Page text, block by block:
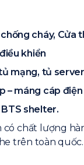
cháy, Cửa
khiển
mạng, tủ
– máng cáp điện
shelter.
có chất lượng
trên toàn